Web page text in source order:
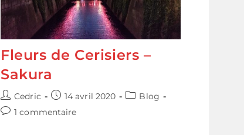
Fleurs de Cerisiers –
Sakura
Auteur/autrice
de
Cedric
Publication
publiée :
14 avril 2020
PostBlog
Commentaires
1 commentaire